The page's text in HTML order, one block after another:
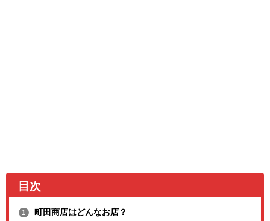
目次
1 町田商店はどんなお店？